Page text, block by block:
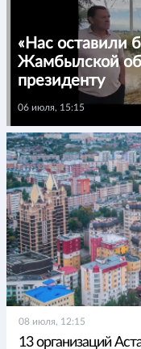
«Нас оставили
Жамбылской
президенту
06 июля, 15:15
08 июля, 12:15
13 организаций